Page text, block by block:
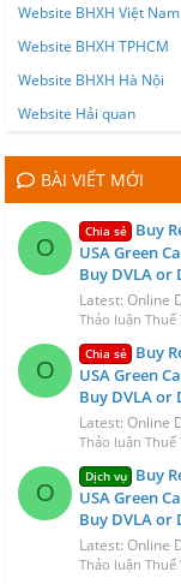
Website BHXH Việt Nam
Website BHXH TPHCM
Website BHXH Hà Nội
Website Hải quan
BÀI VIẾT MỚI
O
Chia sẻ Buy
USA Green
Buy DVLA or
Latest: Online
Thảo luận Thuế
O
Chia sẻ Buy
USA Green
Buy DVLA or
Latest: Online
Thảo luận Thuế
O
Dịch vụ Buy
USA Green
Buy DVLA or
Latest: Online
Thảo luận Thuế